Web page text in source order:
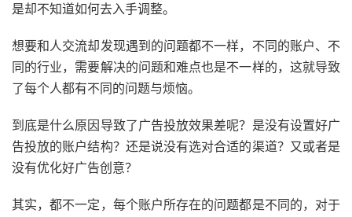
是却不知道如何去入手调整。
想要和人交流却发现遇到的问题都不一样，不同的账户、不
同的行业，需要解决的问题和难点也是不一样的，这就导致
了每个人都有不同的问题与烦恼。
到底是什么原因导致了广告投放效果差呢？是没有设置好广
告投放的账户结构？还是说没有选对合适的渠道？又或者是
没有优化好广告创意？
其实，都不一定，每个账户所存在的问题都是不同的，对于